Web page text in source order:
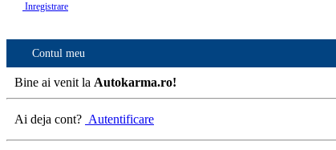
Inregistrare
Contul meu
Bine ai venit la Autokarma.ro!
Ai deja cont? Autentificare